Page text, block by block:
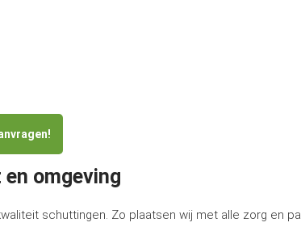
omgeving
schuttingen. Zo plaatsen wij met alle zorg en